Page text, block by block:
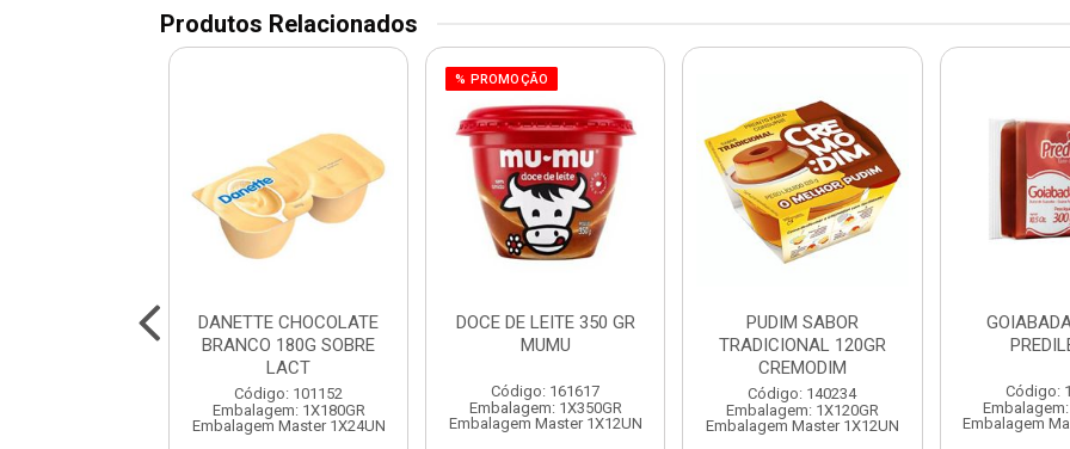
Produtos Relacionados
DANETTE CHOCOLATE
BRANCO 180G SOBRE
LACT
Código: 101152
Embalagem: 1X180GR
Embalagem Master 1X24UN
% PROMOÇÃO
DOCE DE LEITE 350 GR
MUMU
Código: 161617
Embalagem: 1X350GR
Embalagem Master 1X12UN
PUDIM SABOR
TRADICIONAL 120GR
CREMODIM
Código: 140234
Embalagem: 1X120GR
Embalagem Master 1X12UN
Código:
Embalagem